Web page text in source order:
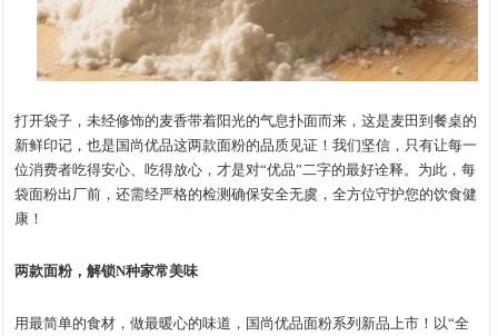
打开袋子，未经修饰的麦香带着阳光的气息扑面而来，这是麦田到餐桌的
新鲜印记，也是国尚优品这两款面粉的品质见证！我们坚信，只有让每一
位消费者吃得安心、吃得放心，才是对“优品”二字的最好诠释。为此，每
袋面粉出厂前，还需经严格的检测确保安全无虞，全方位守护您的饮食健
康！
两款面粉，解锁N种家常美味
用最简单的食材，做最暖心的味道，国尚优品面粉系列新品上市！以“全